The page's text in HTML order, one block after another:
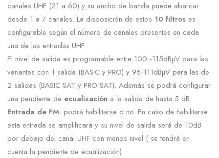
canales UHF (21 a 60) y su ancho de banda puede abarcar
desde 1 a 7 canales. La disposición de estos 10 filtros es
configurable según el número de canales presentes en cada
una de las entradas UHF.
El nivel de salida es programable entre 100 -115dBµV para las
variantes con 1 salida (BASIC y PRO) y 96-111dBµV para las de
2 salidas (BASIC SAT y PRO SAT). Además se podrá configurar
una pendiente de ecualización a la salida de hasta 5 dB.
Entrada de FM: podrá habilitarse o no. En caso de habilitarse
esta entrada se amplificará y su nivel de salida será de 10dB
por debajo del canal UHF con menos nivel ( se tendrá en
cuenta la pendiente de ecualización).